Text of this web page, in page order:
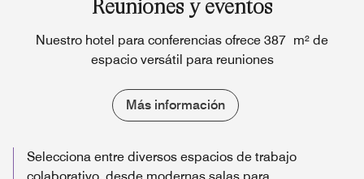
Reuniones y eventos
Nuestro hotel para conferencias ofrece 387 m² de
espacio versátil para reuniones
Más información
Selecciona entre diversos espacios de trabajo